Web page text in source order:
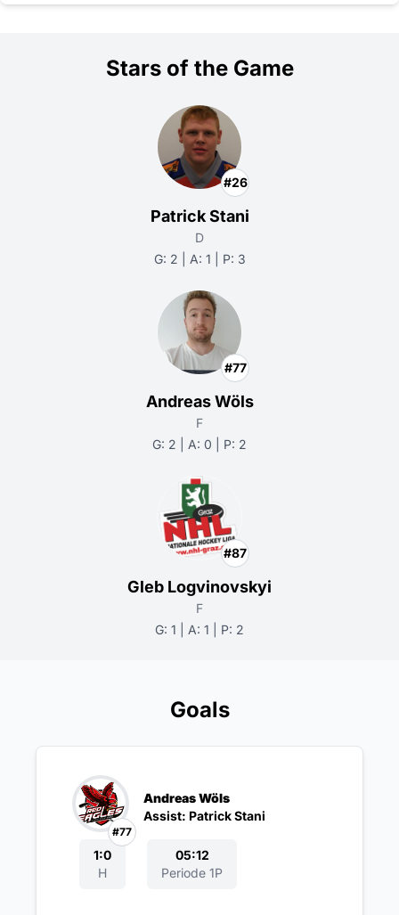
Stars of the Game
#26
Patrick Stani
D
G: 2 | A: 1 | P: 3
#77
Andreas Wöls
F
G: 2 | A: 0 | P: 2
#87
Gleb Logvinovskyi
F
G: 1 | A: 1 | P: 2
Goals
#77
Andreas Wöls
Assist: Patrick Stani
1:0
H
05:12
Periode 1P